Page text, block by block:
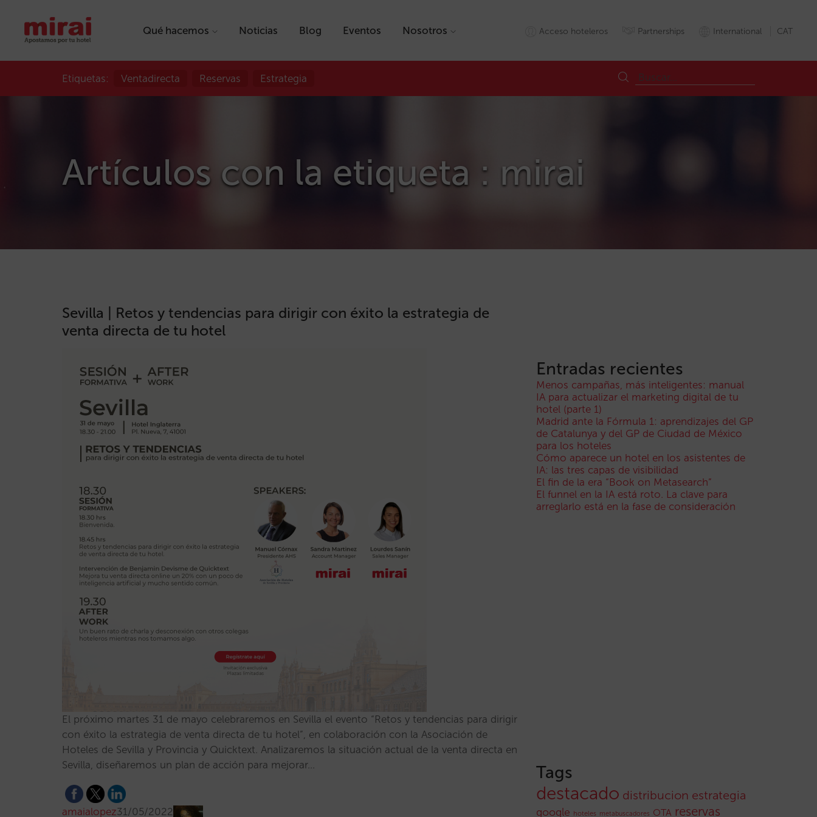
Qué hacemos Noticias Blog Eventos Nosotros Acceso hoteleros Partnerships International CAT
Etiquetas: Ventadirecta Reservas Estrategia
Artículos con la etiqueta : mirai
Sevilla | Retos y tendencias para dirigir con éxito la estrategia de
venta directa de tu hotel
El próximo martes 31 de mayo celebraremos en Sevilla el evento “Retos y tendencias para dirigir
con éxito la estrategia de venta directa de tu hotel”, en colaboración con la Asociación de
Hoteles de Sevilla y Provincia y Quicktext. Analizaremos la situación actual de la venta directa en
Sevilla, diseñaremos un plan de acción para mejorar…
amaialopez31/05/2022
Entradas recientes
Menos campañas, más inteligentes: manual
IA para actualizar el marketing digital de tu
hotel (parte 1)
Madrid ante la Fórmula 1: aprendizajes del GP
de Catalunya y del GP de Ciudad de México
para los hoteles
Cómo aparece un hotel en los asistentes de
IA: las tres capas de visibilidad
El fin de la era “Book on Metasearch”
El funnel en la IA está roto. La clave para
arreglarlo está en la fase de consideración
Tags
destacado distribucion estrategia
google hoteles metabuscadores OTA reservas